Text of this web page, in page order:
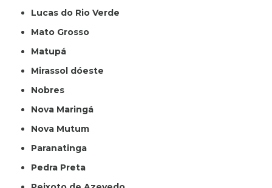
Lucas do Rio Verde
Mato Grosso
Matupá
Mirassol dóeste
Nobres
Nova Maringá
Nova Mutum
Paranatinga
Pedra Preta